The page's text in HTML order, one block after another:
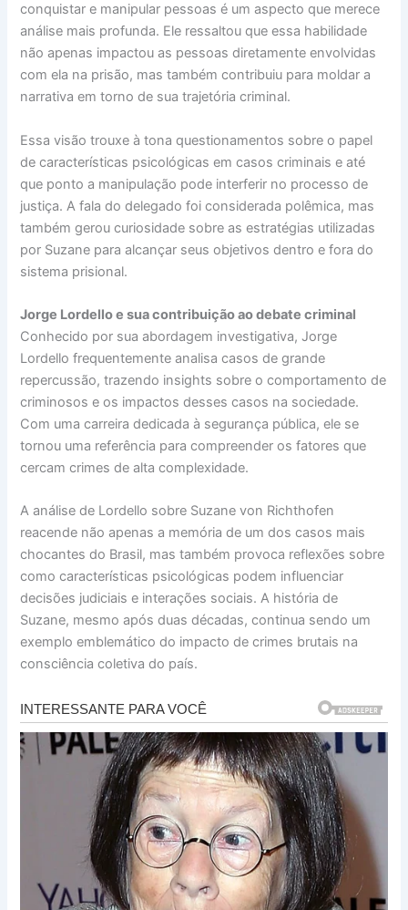
conquistar e manipular pessoas é um aspecto que merece
análise mais profunda. Ele ressaltou que essa habilidade
não apenas impactou as pessoas diretamente envolvidas
com ela na prisão, mas também contribuiu para moldar a
narrativa em torno de sua trajetória criminal.
Essa visão trouxe à tona questionamentos sobre o papel
de características psicológicas em casos criminais e até
que ponto a manipulação pode interferir no processo de
justiça. A fala do delegado foi considerada polêmica, mas
também gerou curiosidade sobre as estratégias utilizadas
por Suzane para alcançar seus objetivos dentro e fora do
sistema prisional.
Jorge Lordello e sua contribuição ao debate criminal
Conhecido por sua abordagem investigativa, Jorge
Lordello frequentemente analisa casos de grande
repercussão, trazendo insights sobre o comportamento de
criminosos e os impactos desses casos na sociedade.
Com uma carreira dedicada à segurança pública, ele se
tornou uma referência para compreender os fatores que
cercam crimes de alta complexidade.
A análise de Lordello sobre Suzane von Richthofen
reacende não apenas a memória de um dos casos mais
chocantes do Brasil, mas também provoca reflexões sobre
como características psicológicas podem influenciar
decisões judiciais e interações sociais. A história de
Suzane, mesmo após duas décadas, continua sendo um
exemplo emblemático do impacto de crimes brutais na
consciência coletiva do país.